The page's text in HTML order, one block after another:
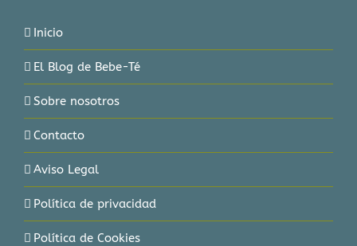
Inicio
El Blog de Bebe-Té
Sobre nosotros
Contacto
Aviso Legal
Política de privacidad
Política de Cookies